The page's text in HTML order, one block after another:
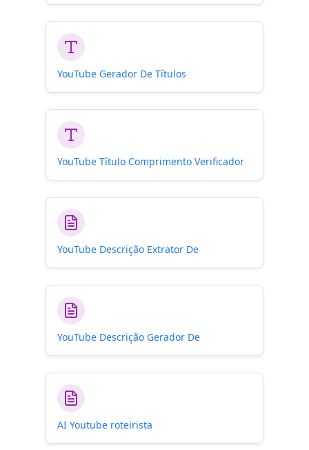
YouTube Gerador De Títulos
YouTube Título Comprimento Verificador
YouTube Descrição Extrator De
YouTube Descrição Gerador De
AI Youtube roteirista